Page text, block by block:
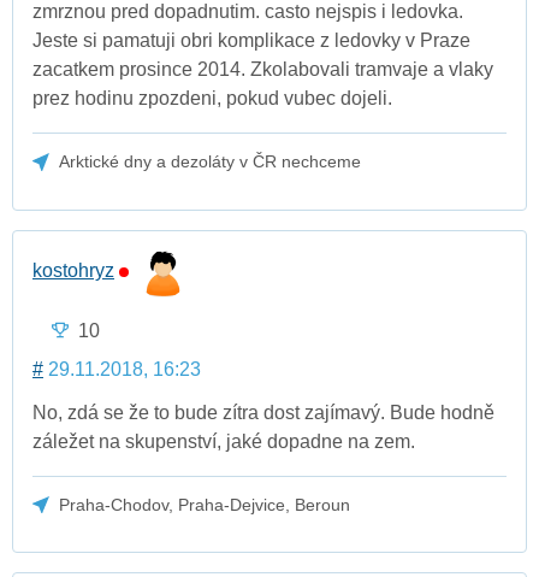
zmrznou pred dopadnutim. casto nejspis i ledovka.
Jeste si pamatuji obri komplikace z ledovky v Praze
zacatkem prosince 2014. Zkolabovali tramvaje a vlaky
prez hodinu zpozdeni, pokud vubec dojeli.
Arktické dny a dezoláty v ČR nechceme
kostohryz
10
# 29.11.2018, 16:23
No, zdá se že to bude zítra dost zajímavý. Bude hodně
záležet na skupenství, jaké dopadne na zem.
Praha-Chodov, Praha-Dejvice, Beroun